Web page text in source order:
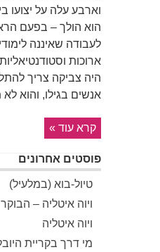
וארבע עלה על יצועו
הוא הולך – בפעם
לעבודה שאיננה
ארוכות
היה צביקה צריך
אנשים בגילו, והוא
קרא עוד »
פוסטים אחרונים
טיול-בוא (במלעיל)
ויוה איטליה –
ויוה איטליה
מי דרך בקריית